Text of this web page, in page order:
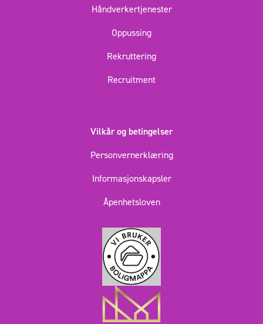
Håndverkertjenester
Oppussing
Rekruttering
Recruitment
Vilkår og betingelser
Personvernerklæring
Informasjonskapsler
Åpenhetsloven